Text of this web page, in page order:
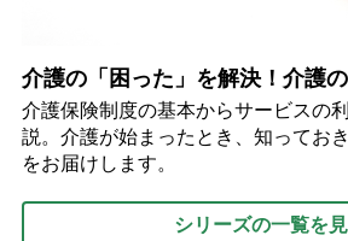
介護の「困った」を解決！介護
介護保険制度の基本からサービスの
説。介護が始まったとき、知ってお
をお届けします。
シリーズの一覧を